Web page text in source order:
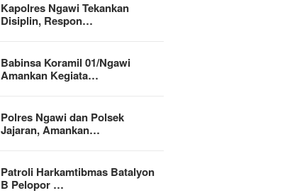
Kapolres Ngawi Tekankan
Disiplin, Respon…
Babinsa Koramil 01/Ngawi
Amankan Kegiata…
Polres Ngawi dan Polsek
Jajaran, Amankan…
Patroli Harkamtibmas Batalyon
B Pelopor …